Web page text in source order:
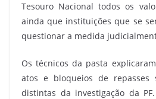
Tesouro Nacional todos os
ainda que instituições que se
questionar a medida
Os técnicos da pasta
atos e bloqueios de
distintas da investigação da